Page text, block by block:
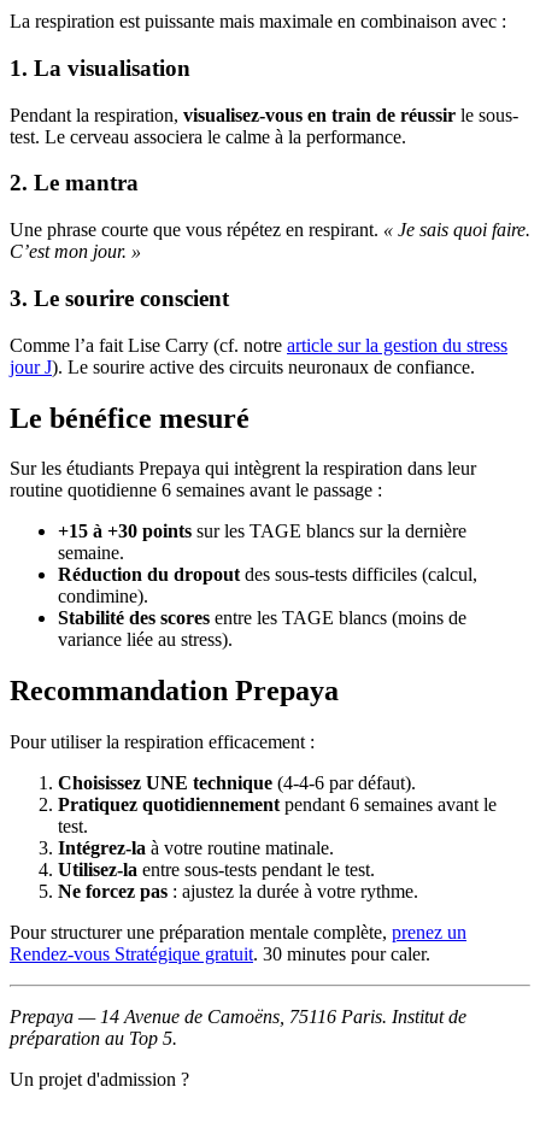
La respiration est puissante mais maximale en combinaison avec :
1. La visualisation
Pendant la respiration, visualisez-vous en train de réussir le sous-
test. Le cerveau associera le calme à la performance.
2. Le mantra
Une phrase courte que vous répétez en respirant. « Je sais quoi faire.
C’est mon jour. »
3. Le sourire conscient
Comme l’a fait Lise Carry (cf. notre article sur la gestion du stress
jour J). Le sourire active des circuits neuronaux de confiance.
Le bénéfice mesuré
Sur les étudiants Prepaya qui intègrent la respiration dans leur
routine quotidienne 6 semaines avant le passage :
+15 à +30 points sur les TAGE blancs sur la dernière
semaine.
Réduction du dropoutdes sous-tests difficiles (calcul,
condimine).
Stabilité des scores entre les TAGE blancs (moins de
variance liée au stress).
Recommandation Prepaya
Pour utiliser la respiration efficacement :
Choisissez UNE technique (4-4-6 par défaut).
Pratiquez quotidiennement pendant 6 semaines avant le
test.
Intégrez-la à votre routine matinale.
Utilisez-la entre sous-tests pendant le test.
Ne forcez pas : ajustez la durée à votre rythme.
Pour structurer une préparation mentale complète, prenez un
Rendez-vous Stratégique gratuit. 30 minutes pour caler.
Prepaya — 14 Avenue de Camoëns, 75116 Paris. Institut de
préparation au Top 5.
Un projet d'admission ?